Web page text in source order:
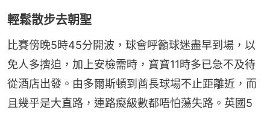
輕鬆散步去朝聖
比賽傍晚5時45分開波，球會呼籲球迷盡早到場，以
免人多擠迫，加上安檢需時，寶寶11時多已急不及待
從酒店出發。由多爾斯頓到酋長球場不止距離近，而
且幾乎是大直路，連路癡級數都唔怕蕩失路。英國5